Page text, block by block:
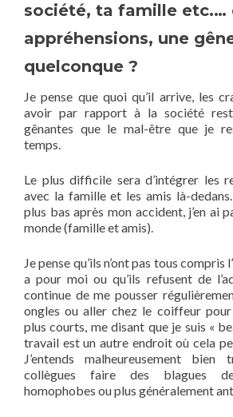
société, ta famille etc.…
appréhensions, une
quelconque ?
Je pense que quoi qu’il arrive, les
avoir par rapport à la société
gênantes que le mal-être que je
temps.
Le plus difficile sera d’intégrer les
avec la famille et les amis là-dedans.
plus bas après mon accident, j’en ai
monde (famille et amis).
Je pense qu’ils n’ont pas tous compris
a pour moi ou qu’ils refusent de
continue de me pousser
ongles ou aller chez le coiffeur
plus courts, me disant que je suis «
travail est un autre endroit où cela
J’entends malheureusement
collègues faire des blagues
homophobes ou plus généralement